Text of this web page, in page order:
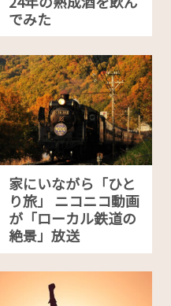
でみた
家にいながら「ひと
り旅」 ニコニコ動画
が「ローカル鉄道の
絶景」放送